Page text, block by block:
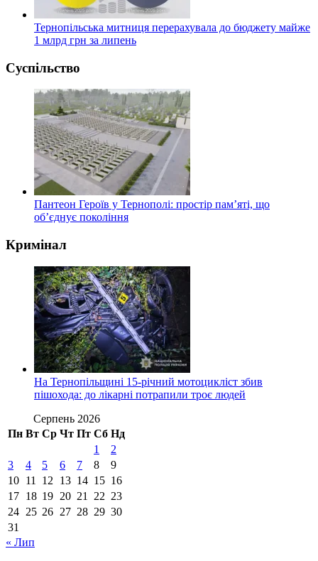
Тернопільська митниця перерахувала до бюджету майже
1 млрд грн за липень
Суспільство
Пантеон Героїв у Тернополі: простір пам’яті, що
об’єднує покоління
Кримінал
На Тернопільщині 15-річний мотоцикліст збив
пішохода: до лікарні потрапили троє людей
Серпень 2026
Пн Вт Ср Чт Пт Сб Нд
1
2
3
4 5 6 7 8
9
10 11 12 13 14 15 16
17 18 19 20 21 22 23
24 25 26 27 28 29 30
31
« Лип